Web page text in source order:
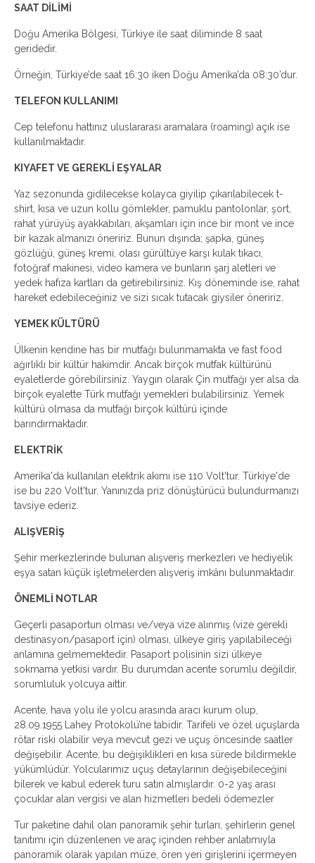
SAAT DİLİMİ
Doğu Amerika Bölgesi, Türkiye ile saat diliminde 8 saat
geridedir.
Örneğin, Türkiye’de saat 16:30 iken Doğu Amerika’da 08:30’dur.
TELEFON KULLANIMI
Cep telefonu hattınız uluslararası aramalara (roaming) açık ise
kullanılmaktadır.
KIYAFET VE GEREKLİ EŞYALAR
Yaz sezonunda gidilecekse kolayca giyilip çıkarılabilecek t-
shirt, kısa ve uzun kollu gömlekler, pamuklu pantolonlar, şort,
rahat yürüyüş ayakkabıları, akşamları için ince bir mont ve ince
bir kazak almanızı öneririz. Bunun dışında; şapka, güneş
gözlüğü, güneş kremi, olası gürültüye karşı kulak tıkacı,
fotoğraf makinesi, video kamera ve bunların şarj aletleri ve
yedek hafıza kartları da getirebilirsiniz. Kış döneminde ise, rahat
hareket edebileceğiniz ve sizi sıcak tutacak giysiler öneririz.
YEMEK KÜLTÜRÜ
Ülkenin kendine has bir mutfağı bulunmamakta ve fast food
ağırlıklı bir kültür hakimdir. Ancak birçok mutfak kültürünü
eyaletlerde görebilirsiniz. Yaygın olarak Çin mutfağı yer alsa da
birçok eyalette Türk mutfağı yemekleri bulabilirsiniz. Yemek
kültürü olmasa da mutfağı birçok kültürü içinde
barındırmaktadır.
ELEKTRİK
Amerika'da kullanılan elektrik akımı ise 110 Volt'tur. Türkiye'de
ise bu 220 Volt'tur. Yanınızda priz dönüştürücü bulundurmanızı
tavsiye ederiz.
ALIŞVERİŞ
Şehir merkezlerinde bulunan alışveriş merkezleri ve hediyelik
eşya satan küçük işletmelerden alışveriş imkânı bulunmaktadır.
ÖNEMLİ NOTLAR
Geçerli pasaportun olması ve/veya vize alınmış (vize gerekli
destinasyon/pasaport için) olması, ülkeye giriş yapılabileceği
anlamına gelmemektedir. Pasaport polisinin sizi ülkeye
sokmama yetkisi vardır. Bu durumdan acente sorumlu değildir,
sorumluluk yolcuya aittir.
Acente, hava yolu ile yolcu arasında aracı kurum olup,
28.09.1955 Lahey Protokolü’ne tabidir. Tarifeli ve özel uçuşlarda
rötar riski olabilir veya mevcut gezi ve uçuş öncesinde saatler
değişebilir. Acente, bu değişiklikleri en kısa sürede bildirmekle
yükümlüdür. Yolcularımız uçuş detaylarının değişebileceğini
bilerek ve kabul ederek turu satın almışlardır. 0-2 yaş arası
çocuklar alan vergisi ve alan hizmetleri bedeli ödemezler
Tur paketine dahil olan panoramik şehir turları, şehirlerin genel
tanıtımı için düzenlenen ve araç içinden rehber anlatımıyla
panoramik olarak yapılan müze, ören yeri girişlerini içermeyen